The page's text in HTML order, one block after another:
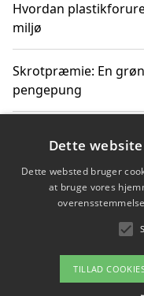
Hvordan
miljø
Skrotpræmie: En
pengepung
Hvordan blåfade
plastik i havet
Spil kasinospil på et
guide til sikker og
Dette
Dette websted bruger
at bruge vores
TILLAD